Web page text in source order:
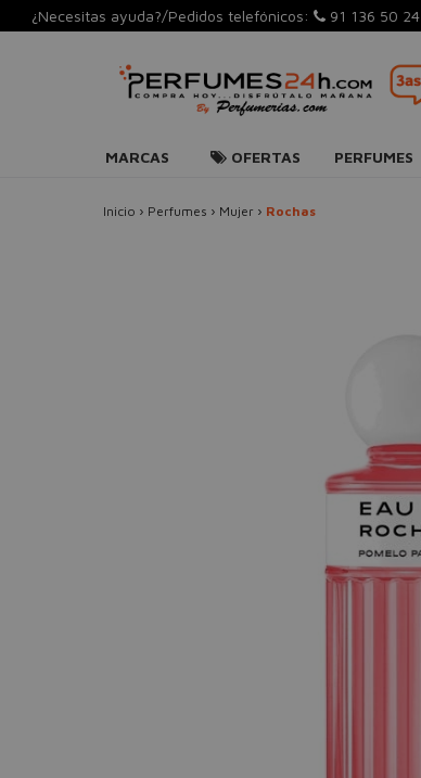
¿Necesitas ayuda?/Pedidos telefónicos: 91 136 50 24
MARCAS OFERTAS PERFUMES
Inicio › Perfumes › Mujer › Rochas